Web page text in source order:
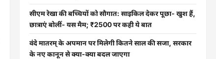
सीएम रेखा की बच्चियों को सौगात: साइकिल देकर पूछा- खुश हैं,
छात्राएं बोलीं- यस मैम; ₹2500 पर कही ये बात
वंदे मातरम् के अपमान पर मिलेगी कितने साल की सजा, सरकार
के नए कानून से क्या-क्या बदल जाएगा